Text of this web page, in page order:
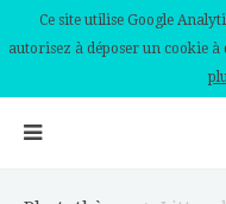
Ce site utilise Google
autorisez à déposer un cookie